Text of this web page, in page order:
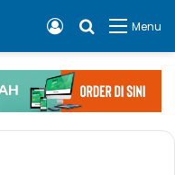
Menu
Cari apa,
Log In